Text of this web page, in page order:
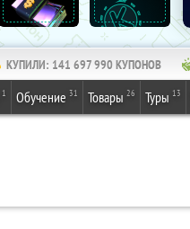
КУПИЛИ: 141 697 990КУПОНОВ
1 Обучение 31 Товары 26 Туры 13